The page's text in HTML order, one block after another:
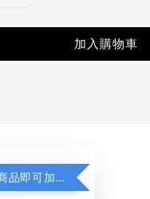
加入購物車
凡購買任一商品即可加購 THT 九週年 同一片天空 無框畫 30 x 30 cm 附掛勾 (黑膠封面大小）